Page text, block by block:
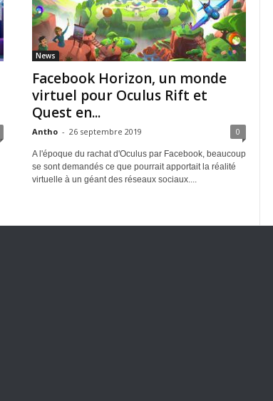
News
Facebook Horizon, un monde
virtuel pour Oculus Rift et
Quest en...
Antho - 26 septembre 2019 0
A l'époque du rachat d'Oculus par Facebook, beaucoup
se sont demandés ce que pourrait apportait la réalité
virtuelle à un géant des réseaux sociaux....